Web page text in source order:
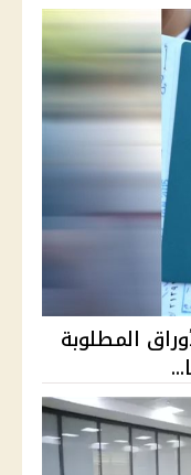
السفر 2026.. الأوراق المطلوبة